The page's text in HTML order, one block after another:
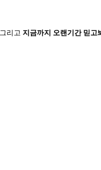
그리고 지금까지 오랜기간 믿고